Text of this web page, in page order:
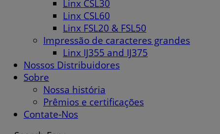
Linx CSL30
Linx CSL60
Linx FSL20 & FSL50
Impressão de caracteres grandes
Linx IJ355 and IJ375
Nossos Distribuidores
Sobre
Nossa história
Prêmios e certificações
Contate-Nos